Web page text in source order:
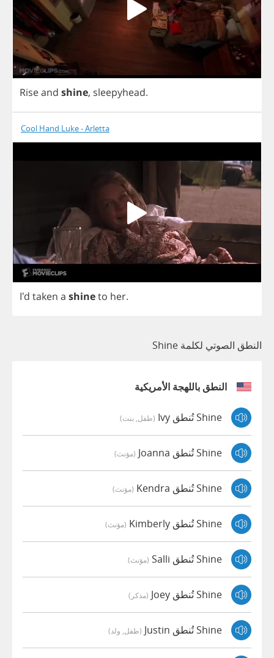
Riseand shine, sleepyhead.
Cool Hand Luke - Arletta
I'd taken a shineto her.
النطق الصوتي لكلمة Shine
النطق باللهجة الأمريكية
Shine تُنطق Ivy (طفل, بنت)
Shine تُنطق Joanna (مؤنث)
Shine تُنطق Kendra (مؤنث)
Shine تُنطق Kimberly (مؤنث)
Shine تُنطق Salli (مؤنث)
Shine تُنطق Joey (مذكر)
Shine تُنطق Justin (طفل, ولد)